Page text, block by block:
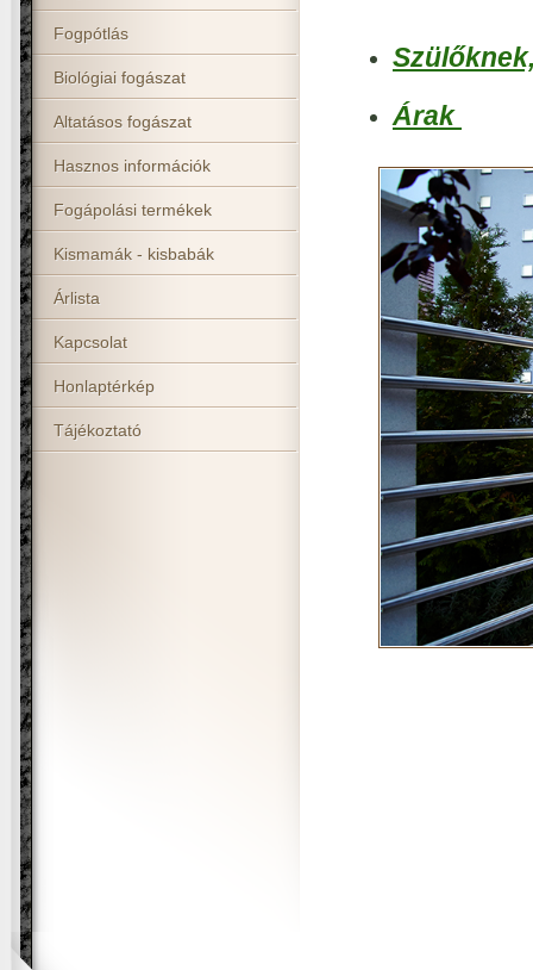
Fogpótlás
Biológiai fogászat
Altatásos fogászat
Hasznos információk
Fogápolási termékek
Kismamák - kisbabák
Árlista
Kapcsolat
Honlaptérkép
Tájékoztató
Árak